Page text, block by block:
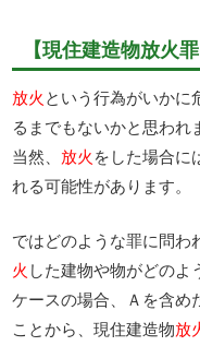
【現住建造物放火
放火という行為がいかに
るまでもないかと思われ
当然、 放火をした場合に
れる可能性があります。
ではどのような罪に問わ
火 した建物や物がどのよ
ケースの場合、Ａを含め
ことから、現住建造物放